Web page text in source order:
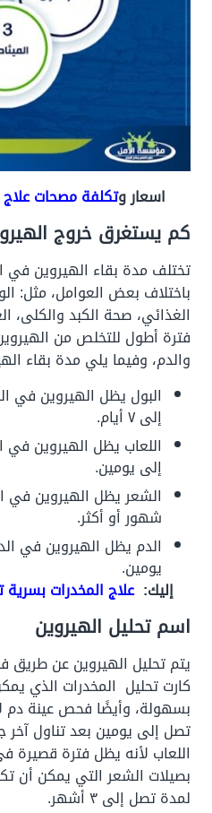
اسعار وتكلفة مصحات علاج
كم يستغرق خروج
تختلفمدة بقاء الهيروين في
باختلاف بعض العوامل، مثل:
الغذائي، صحة الكبد والكلى،
فترة أطول للتخلص من
والدم، وفيما يلي مدة بقاء
البول يظل الهيروين في
إلى ٧ أيام.
إلى يومين.
شهور أو أكثر.
يومين.
إليك: علاج المخدرات بسرية
اسم تحليل الهيروين
يتم تحليل الهيروين عن طريق
كارت تحليل المخدرات الذي
بسهولة، وأيضًا فحص عينة دم
تصل إلى يومين بعد تناول
اللعاب لأنه يظل فترة
بصيلات الشعر التي يمكن أن
لمدة تصل إلى ٣ أشهر.